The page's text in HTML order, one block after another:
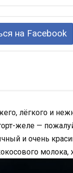
на Facebook
лёгкого и
желе —
и очень
молока,